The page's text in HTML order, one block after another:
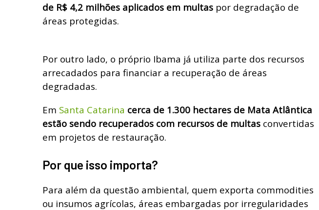
de R$ 4,2 milhões aplicados em multas por degradação de
áreas protegidas.
Por outro lado, o próprio Ibama já utiliza parte dos recursos
arrecadados para financiar a recuperação de áreas
degradadas.
Em Santa Catarina cerca de 1.300 hectares de Mata Atlântica
estão sendo recuperados com recursos de multas convertidas
em projetos de restauração.
Por que isso importa?
Para além da questão ambiental, quem exporta commodities
ou insumos agrícolas, áreas embargadas por irregularidades